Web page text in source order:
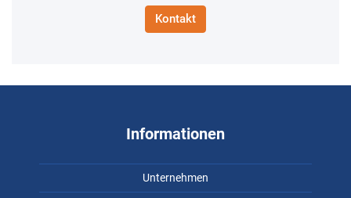
Kontakt
Informationen
Unternehmen